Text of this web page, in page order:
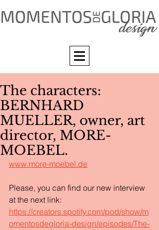
The characters:
BERNHARD
MUELLER, owner, art
director, MORE-
MOEBEL.
www.more-moebel.de
Please, you can find our new interview
at the next link:
https://creators.spotify.com/pod/show/m
omentosdegloria-design/episodes/The-